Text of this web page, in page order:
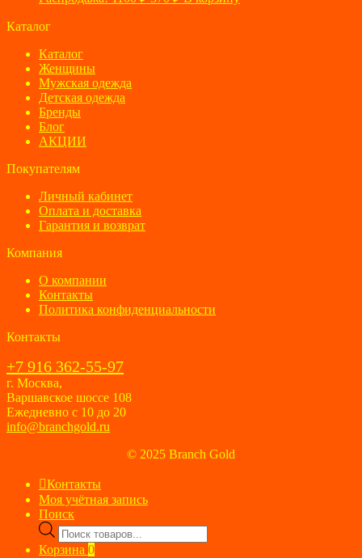
цена:
Каталог
Каталог
Женщины
Мужская одежда
Детская одежда
Бренды
Блог
АКЦИИ
Покупателям
Личный кабинет
Оплата и доставка
Гарантия и возврат
Компания
О компании
Контакты
Политика конфиденциальности
Контакты
+7 916 362-55-97
г. Москва,
Варшавское шоссе 108
Ежедневно с 10 до 20
info@branchgold.ru
© 2025 Branch Gold
Контакты
Моя учётная запись
Поиск
Поиск
товаров
Корзина 0